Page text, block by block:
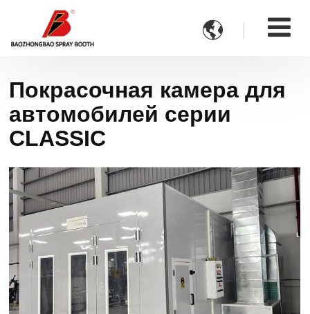

Покрасочная камера для
автомобилей серии
CLASSIC